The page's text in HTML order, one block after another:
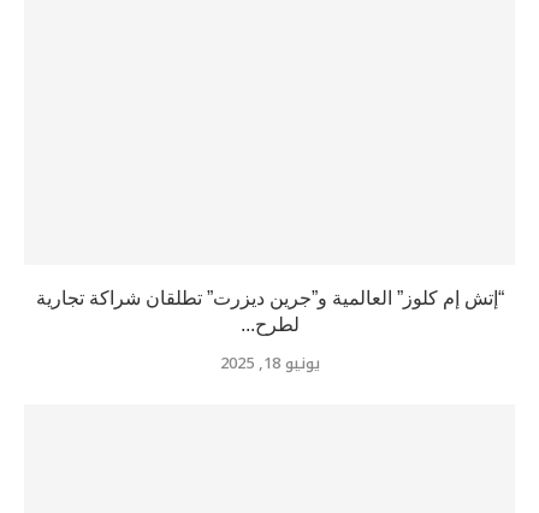
“إتش إم كلوز” العالمية و”جرين ديزرت” تطلقان شراكة تجارية
لطرح...
يونيو 18, 2025